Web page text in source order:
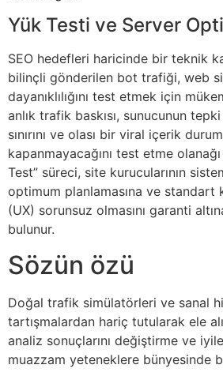
Yük Testi ve Server
SEO hedefleri haricinde bir teknik
bilinçli gönderilen bot trafiği, web
dayanıklılığını test etmek için
anlık trafik baskısı, sunucunun tepki
sınırını ve olası bir viral içerik
kapanmayacağını test etme
Test” süreci, site kurucularının
optimum planlamasına ve standart
(UX) sorunsuz olmasını garanti
bulunur.
Sözün özü
Doğal trafik simülatörleri ve sanal
tartışmalardan hariç tutularak ele
analiz sonuçlarını değiştirme ve
muazzam yeteneklere bünyesinde